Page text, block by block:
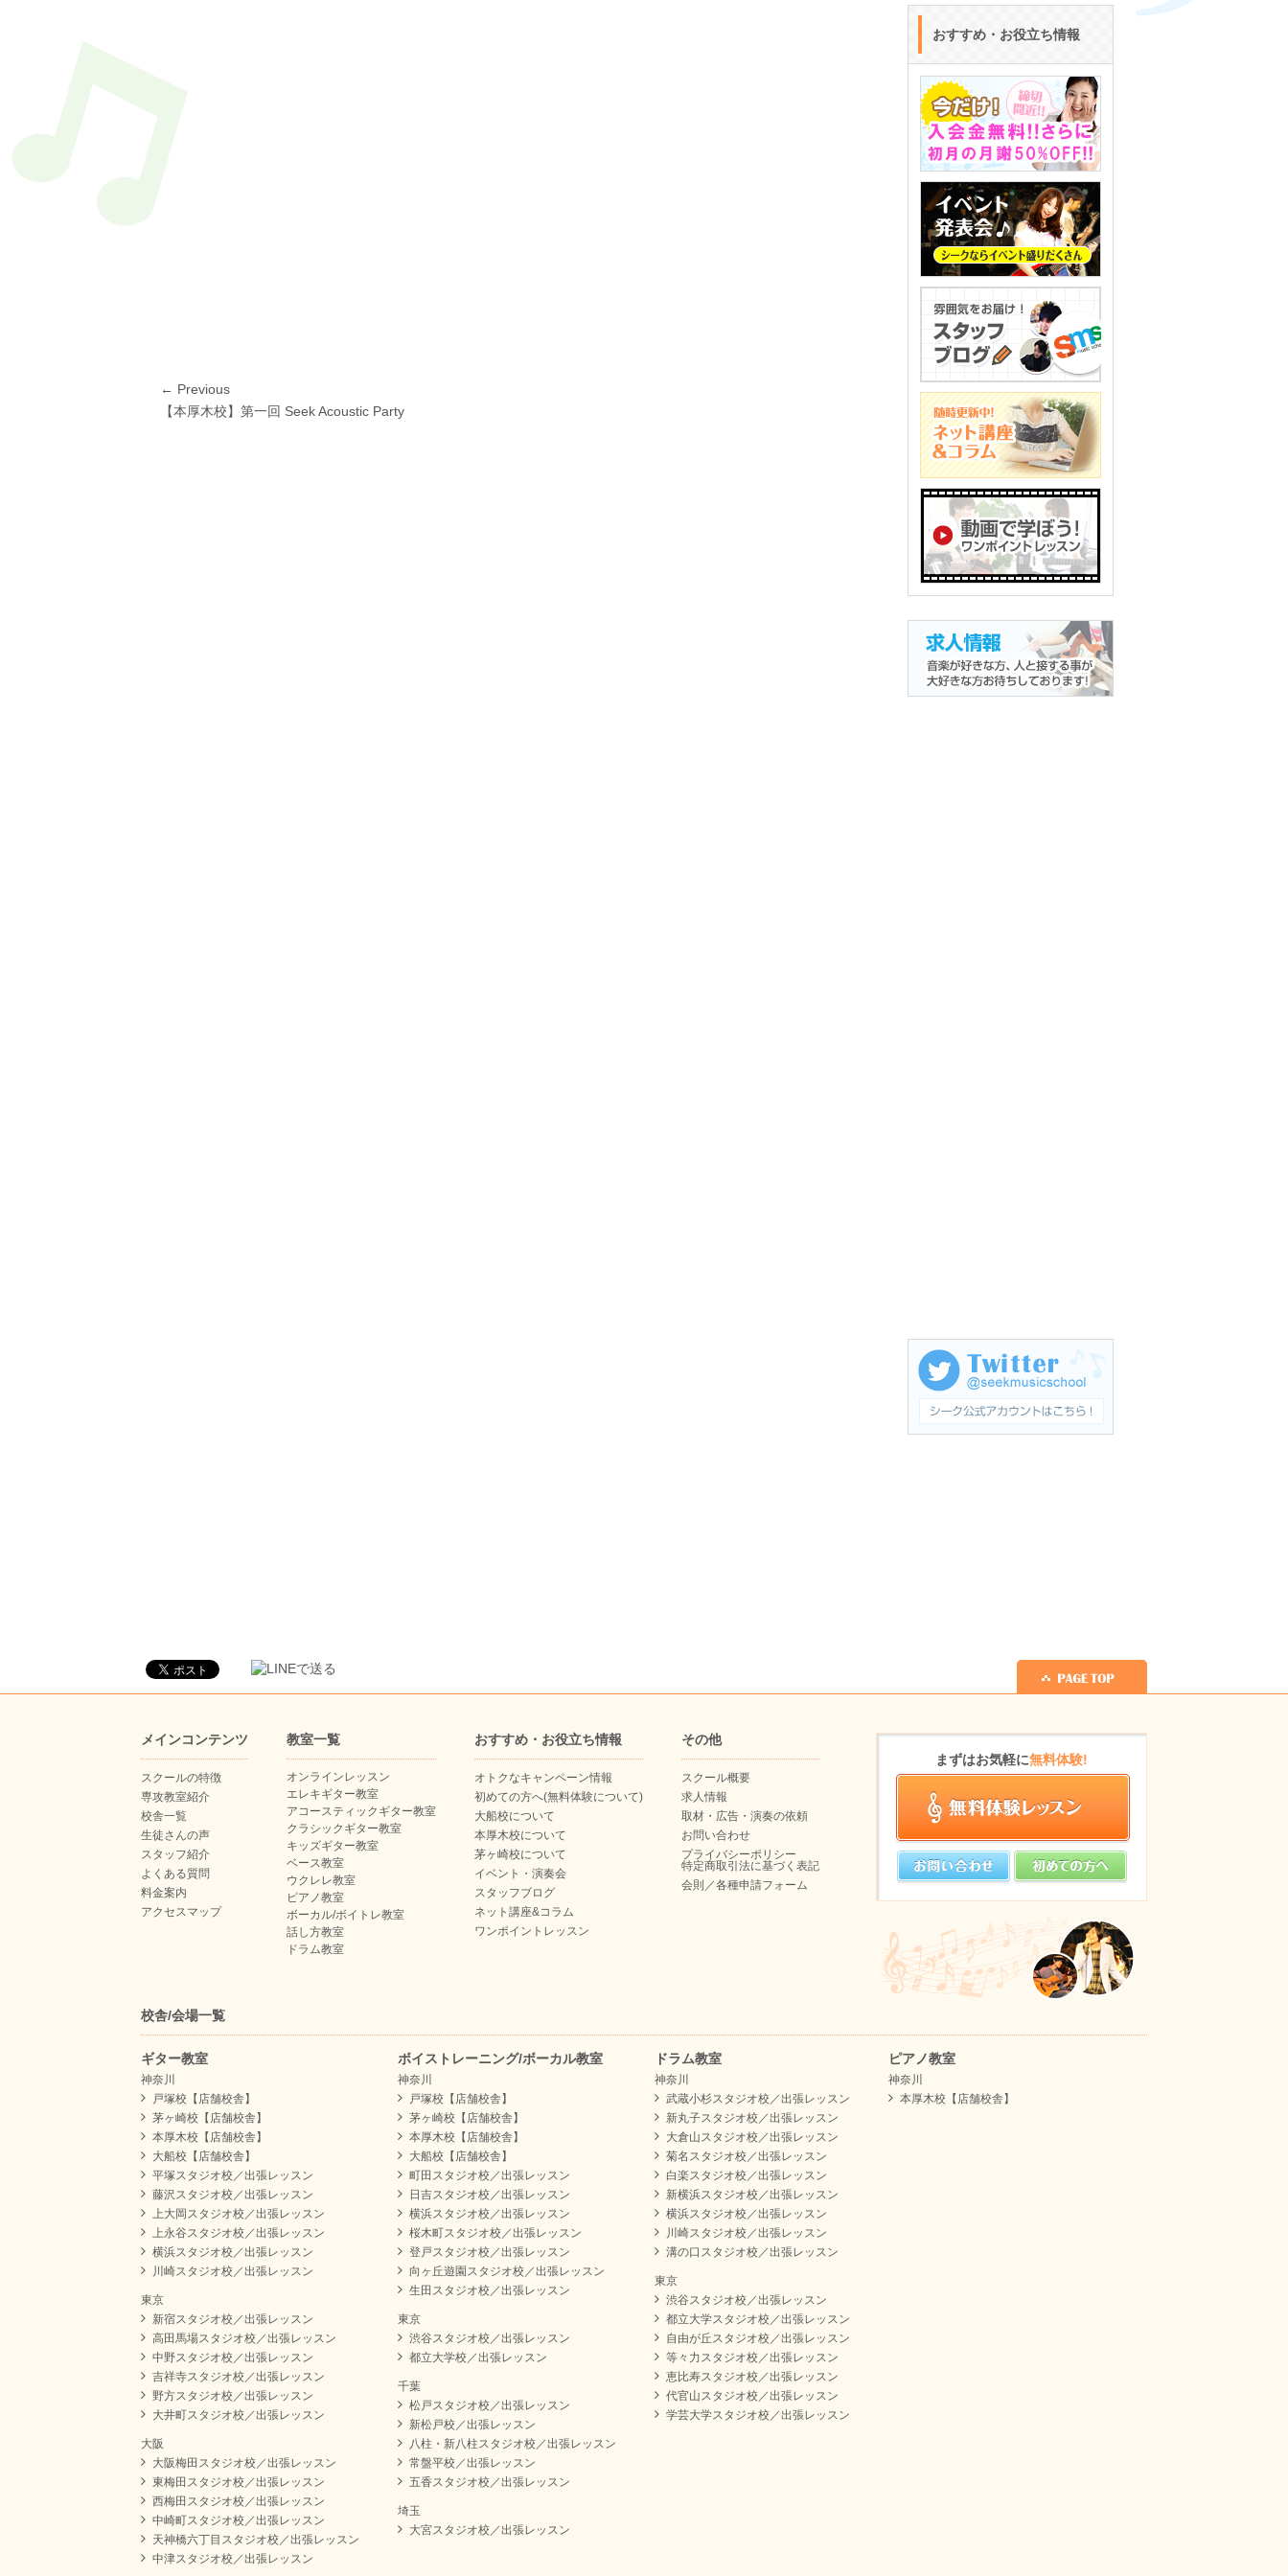
投
← Previous
Previous
【本厚木校】第一回 Seek Acoustic Party
おすすめ・お役立ち情報
メインコンテンツ
スクールの特徴
専攻教室紹介
校舎一覧
生徒さんの声
スタッフ紹介
よくある質問
料金案内
アクセスマップ
教室一覧
オンラインレッスン
エレキギター教室
アコースティックギター教室
クラシックギター教室
キッズギター教室
ベース教室
ウクレレ教室
ピアノ教室
ボーカル/ボイトレ教室
話し方教室
ドラム教室
おすすめ・お役立ち情報
オトクなキャンペーン情報
初めての方へ(無料体験について)
大船校について
本厚木校について
茅ヶ崎校について
イベント・演奏会
スタッフブログ
ネット講座&コラム
ワンポイントレッスン
その他
スクール概要
求人情報
取材・広告・演奏の依頼
お問い合わせ
プライバシーポリシー
特定商取引法に基づく表記
会則／各種申請フォーム
まずはお気軽に無料体験!
校舎/会場一覧
ギター教室
神奈川
戸塚校【店舗校舎】
茅ヶ崎校【店舗校舎】
本厚木校【店舗校舎】
大船校【店舗校舎】
平塚スタジオ校／出張レッスン
藤沢スタジオ校／出張レッスン
上大岡スタジオ校／出張レッスン
上永谷スタジオ校／出張レッスン
横浜スタジオ校／出張レッスン
川崎スタジオ校／出張レッスン
東京
新宿スタジオ校／出張レッスン
高田馬場スタジオ校／出張レッスン
中野スタジオ校／出張レッスン
吉祥寺スタジオ校／出張レッスン
野方スタジオ校／出張レッスン
大井町スタジオ校／出張レッスン
大阪
大阪梅田スタジオ校／出張レッスン
東梅田スタジオ校／出張レッスン
西梅田スタジオ校／出張レッスン
中崎町スタジオ校／出張レッスン
天神橋六丁目スタジオ校／出張レッスン
中津スタジオ校／出張レッスン
ボイストレーニング/ボーカル教室
神奈川
戸塚校【店舗校舎】
茅ヶ崎校【店舗校舎】
本厚木校【店舗校舎】
大船校【店舗校舎】
町田スタジオ校／出張レッスン
日吉スタジオ校／出張レッスン
横浜スタジオ校／出張レッスン
桜木町スタジオ校／出張レッスン
登戸スタジオ校／出張レッスン
向ヶ丘遊園スタジオ校／出張レッスン
生田スタジオ校／出張レッスン
東京
渋谷スタジオ校／出張レッスン
都立大学校／出張レッスン
千葉
松戸スタジオ校／出張レッスン
新松戸校／出張レッスン
八柱・新八柱スタジオ校／出張レッスン
常盤平校／出張レッスン
五香スタジオ校／出張レッスン
埼玉
大宮スタジオ校／出張レッスン
ドラム教室
神奈川
武蔵小杉スタジオ校／出張レッスン
新丸子スタジオ校／出張レッスン
大倉山スタジオ校／出張レッスン
菊名スタジオ校／出張レッスン
白楽スタジオ校／出張レッスン
新横浜スタジオ校／出張レッスン
横浜スタジオ校／出張レッスン
川崎スタジオ校／出張レッスン
溝の口スタジオ校／出張レッスン
東京
渋谷スタジオ校／出張レッスン
都立大学スタジオ校／出張レッスン
自由が丘スタジオ校／出張レッスン
等々力スタジオ校／出張レッスン
恵比寿スタジオ校／出張レッスン
代官山スタジオ校／出張レッスン
学芸大学スタジオ校／出張レッスン
ピアノ教室
神奈川
本厚木校【店舗校舎】